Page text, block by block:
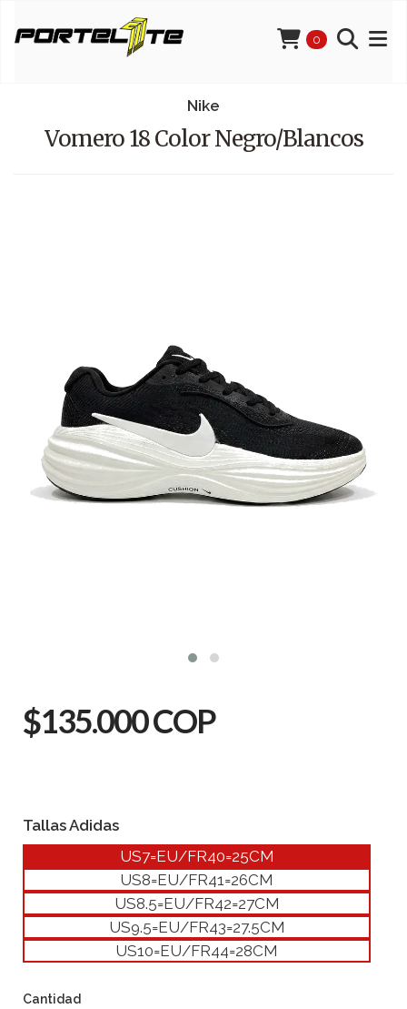
0
Nike
Vomero 18 Color Negro/Blancos
$135.000 COP
Tallas Adidas
US7=EU/FR40=25CM
US8=EU/FR41=26CM
US8.5=EU/FR42=27CM
US9.5=EU/FR43=27.5CM
US10=EU/FR44=28CM
Cantidad